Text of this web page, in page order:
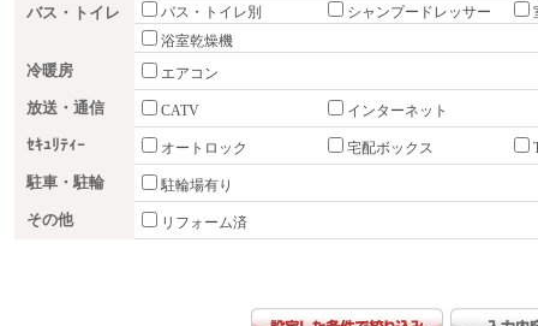
バス・トイレ バス・トイレ別 シャンプードレッサー
浴室乾燥機
冷暖房 エアコン
放送・通信 CATV インターネット
ｾｷｭﾘﾃｨｰ オートロック 宅配ボックス
駐車・駐輪 駐輪場有り
その他 リフォーム済